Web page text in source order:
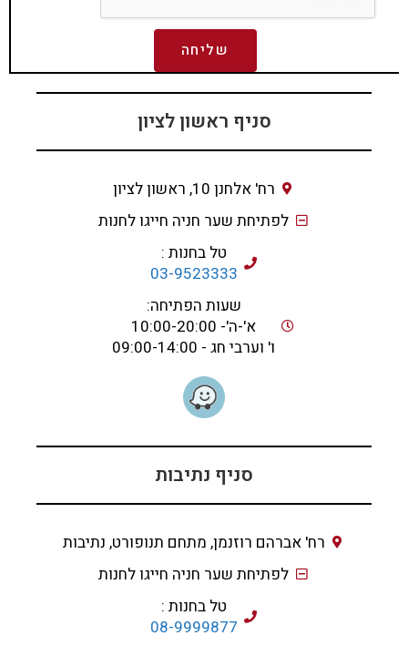
שליחה
סניף ראשון לציון
רח' אלחנן 10, ראשון לציון
לפתיחת שער חניה חייגו לחנות
טל בחנות :
03-9523333
שעות הפתיחה:
א'-ה'- 10:00-20:00
ו' וערבי חג - 09:00-14:00
סניף נתיבות
רח' אברהם רוזנמן, מתחם תנופורט, נתיבות
לפתיחת שער חניה חייגו לחנות
טל בחנות :
08-9999877